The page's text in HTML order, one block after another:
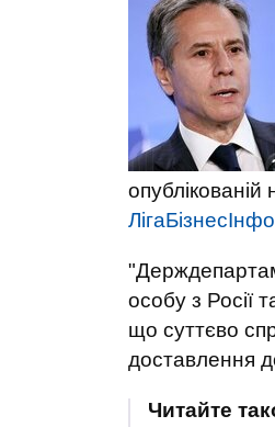
особу з Росії
що суттєво
доставлення
Читайте